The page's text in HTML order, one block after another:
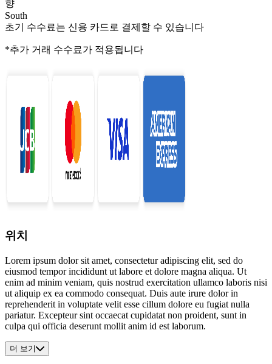
향
South
초기 수수료는 신용 카드로 결제할 수 있습니다
*추가 거래 수수료가 적용됩니다
위치
Lorem ipsum dolor sit amet, consectetur adipiscing elit, sed do
eiusmod tempor incididunt ut labore et dolore magna aliqua. Ut
enim ad minim veniam, quis nostrud exercitation ullamco laboris nisi
ut aliquip ex ea commodo consequat. Duis aute irure dolor in
reprehenderit in voluptate velit esse cillum dolore eu fugiat nulla
pariatur. Excepteur sint occaecat cupidatat non proident, sunt in
culpa qui officia deserunt mollit anim id est laborum.
더 보기